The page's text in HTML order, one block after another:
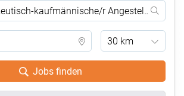
30 km
Jobs finden